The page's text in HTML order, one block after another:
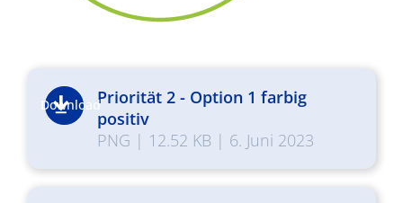
DownloadPriorität 2 - Option 1 farbig
positiv
PNG | 12.52 KB | 6. Juni 2023